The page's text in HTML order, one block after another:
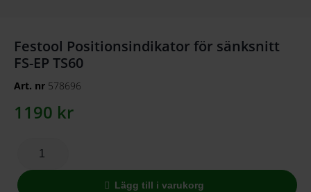
Festool Positionsindikator för sänksnitt
FS-EP TS60
Art. nr 578696
1190 kr
Lägg till i varukorg